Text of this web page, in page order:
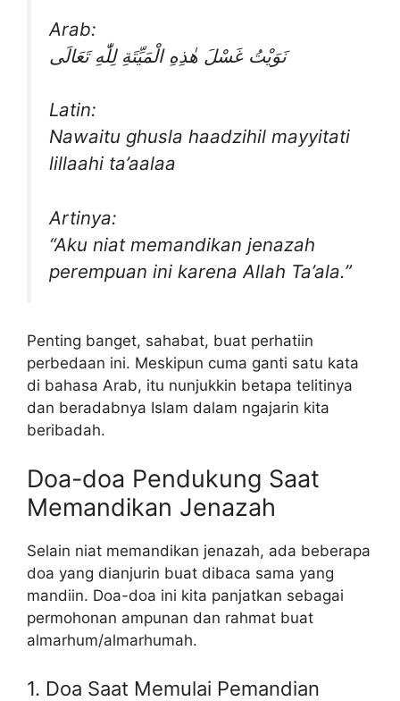
Arab:
نَوَيْتُ غَسْلَ هٰذِهِ الْمَيِّتَةِ لِلّٰهِ تَعَالَى
Latin:
Nawaitu ghusla haadzihil mayyitati
lillaahi ta’aalaa
Artinya:
“Aku niat memandikan jenazah
perempuan ini karena Allah Ta’ala.”
Penting banget, sahabat, buat perhatiin
perbedaan ini. Meskipun cuma ganti satu kata
di bahasa Arab, itu nunjukkin betapa telitinya
dan beradabnya Islam dalam ngajarin kita
beribadah.
Doa-doa Pendukung Saat
Memandikan Jenazah
Selain niat memandikan jenazah, ada beberapa
doa yang dianjurin buat dibaca sama yang
mandiin. Doa-doa ini kita panjatkan sebagai
permohonan ampunan dan rahmat buat
almarhum/almarhumah.
1. Doa Saat Memulai Pemandian